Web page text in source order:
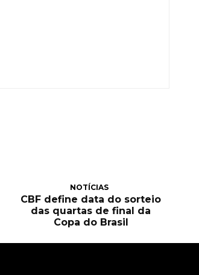
NOTÍCIAS
CBF define data do sorteio
das quartas de final da
Copa do Brasil